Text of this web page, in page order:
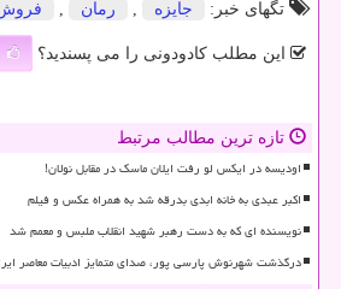
تگهای خبر:
جایزه , رمان ,
این مطلب کادودونی را می پسندید؟
تازه ترین مطالب مرتبط
اودیسه در ایکس لو رفت ایلان ماسک در مقابل نولان!
اکبر عبدی به خانه ابدی بدرقه شد به همراه عکس و فیلم
نویسنده ای که به دست رهبر شهید انقلاب ملبس و معمم شد
درگذشت شهرنوش پارسی پور، صدای متمایز ادبیات معاصر